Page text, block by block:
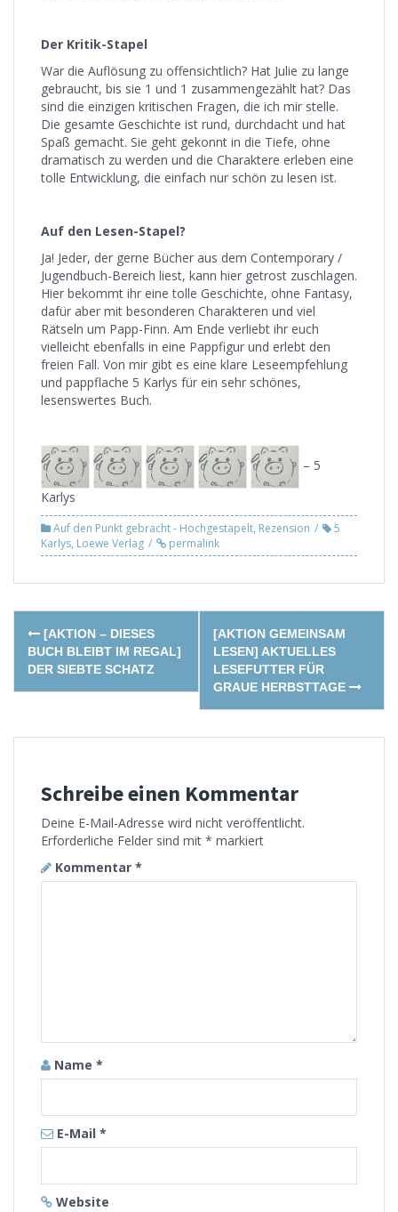
Der Kritik-Stapel
War die Auflösung zu offensichtlich? Hat Julie zu lange
gebraucht, bis sie 1 und 1 zusammengezählt hat? Das
sind die einzigen kritischen Fragen, die ich mir stelle.
Die gesamte Geschichte ist rund, durchdacht und hat
Spaß gemacht. Sie geht gekonnt in die Tiefe, ohne
dramatisch zu werden und die Charaktere erleben eine
tolle Entwicklung, die einfach nur schön zu lesen ist.
Auf den Lesen-Stapel?
Ja! Jeder, der gerne Bücher aus dem Contemporary /
Jugendbuch-Bereich liest, kann hier getrost zuschlagen.
Hier bekommt ihr eine tolle Geschichte, ohne Fantasy,
dafür aber mit besonderen Charakteren und viel
Rätseln um Papp-Finn. Am Ende verliebt ihr euch
vielleicht ebenfalls in eine Pappfigur und erlebt den
freien Fall. Von mir gibt es eine klare Leseempfehlung
und pappflache 5 Karlys für ein sehr schönes,
lesenswertes Buch.
– 5
Karlys
Auf den Punkt gebracht - Hochgestapelt, Rezension
5
Karlys, Loewe Verlag permalink
Post
navigation
[AKTION – DIESES
BUCH BLEIBT IM REGAL]
DER SIEBTE SCHATZ
[AKTION GEMEINSAM
LESEN] AKTUELLES
LESEFUTTER FÜR
GRAUE HERBSTTAGE
Schreibe einen Kommentar
Deine E-Mail-Adresse wird nicht veröffentlicht.
Erforderliche Felder sind mit * markiert
Kommentar *
Name *
E-Mail *
Website